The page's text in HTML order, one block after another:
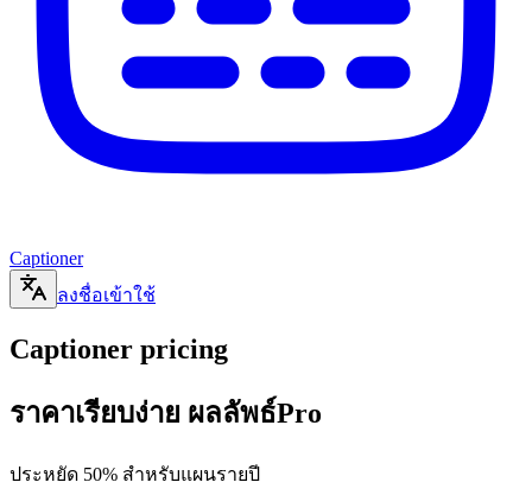
Captioner
ลงชื่อเข้าใช้
Captioner pricing
ราคาเรียบง่าย ผลลัพธ์Pro
ประหยัด 50% สำหรับแผนรายปี